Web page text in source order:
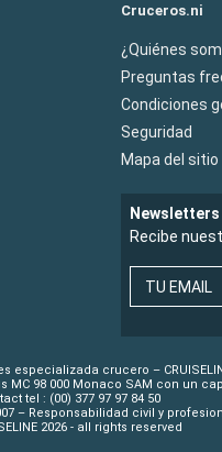
Cruceros.ni
¿Quiénes
Preguntas
Condiciones
Seguridad
Mapa del sitio
Newsletters
Recibe
TU EMAIL
especializada crucero –
MC 98 000 Monaco SAM con un
tel : (00) 377 97 97 84 50
– Responsabilidad civil y
2026 - all rights reserved